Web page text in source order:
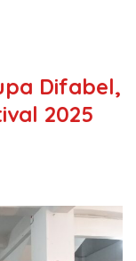
Difabel,
2025